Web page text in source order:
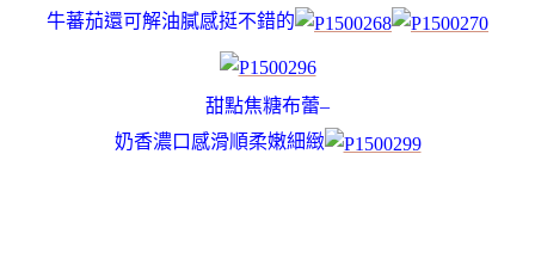
牛蕃茄還可解油膩感挺不錯的
甜點焦糖布蕾–
奶香濃口感滑順柔嫩細緻